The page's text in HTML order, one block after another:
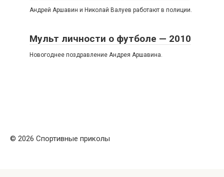
Андрей Аршавин и Николай Валуев работают в полиции.
Мульт личности о футболе — 2010
Новогоднее поздравление Андрея Аршавина.
© 2026 Спортивные приколы